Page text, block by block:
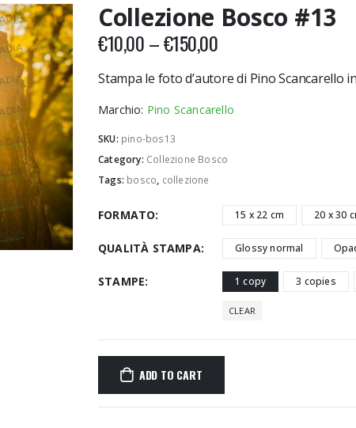
Collezione Bosco #13
€10,00–€150,00
Stampa le foto d’autore di Pino Scancarello
Marchio: Pino Scancarello
SKU: pino-bos13
Category: Collezione Bosco
Tags: bosco, collezione
FORMATO 15 x 22 cm 20 x 30
QUALITÀ STAMPA Glossy normal
STAMPE 1 copy 3 copies
CLEAR
ADD TO CART